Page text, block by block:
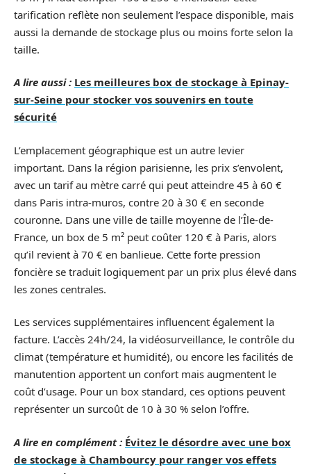
tarification reflète non seulement l’espace disponible, mais
aussi la demande de stockage plus ou moins forte selon la
taille.
A lire aussi : Les meilleures box de stockage à Epinay-
sur-Seine pour stocker vos souvenirs en toute
sécurité
L’emplacement géographique est un autre levier
important. Dans la région parisienne, les prix s’envolent,
avec un tarif au mètre carré qui peut atteindre 45 à 60 €
dans Paris intra-muros, contre 20 à 30 € en seconde
couronne. Dans une ville de taille moyenne de l’Île-de-
France, un box de 5 m² peut coûter 120 € à Paris, alors
qu’il revient à 70 € en banlieue. Cette forte pression
foncière se traduit logiquement par un prix plus élevé dans
les zones centrales.
Les services supplémentaires influencent également la
facture. L’accès 24h/24, la vidéosurveillance, le contrôle du
climat (température et humidité), ou encore les facilités de
manutention apportent un confort mais augmentent le
coût d’usage. Pour un box standard, ces options peuvent
représenter un surcoût de 10 à 30 % selon l’offre.
A lire en complément : Évitez le désordre avec une box
de stockage à Chambourcy pour ranger vos effets